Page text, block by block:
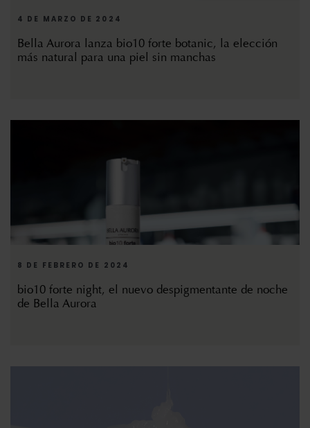
4 DE MARZO DE 2024
Bella Aurora lanza bio10 forte botanic, la elección
más natural para una piel sin manchas
8 DE FEBRERO DE 2024
bio10 forte night, el nuevo despigmentante de noche
de Bella Aurora